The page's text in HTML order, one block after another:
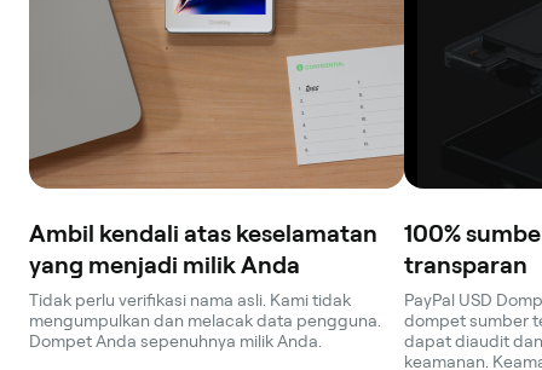
Ambil kendali atas keselamatan
yang menjadi milik Anda
Tidak perlu verifikasi nama asli. Kami tidak
mengumpulkan dan melacak data pengguna.
Dompet Anda sepenuhnya milik Anda.
100%
transparan
PayPal USD
dompet sumber
dapat diaudit
keamanan.